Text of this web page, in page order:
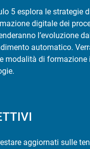
5 esplora le strategie
digitale dei
l’evoluzione
automatico.
modalità di formazione
aggiornati sulle